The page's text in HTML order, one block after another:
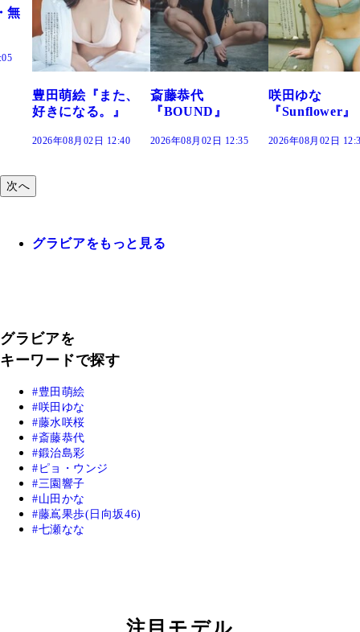
斎藤恭代
『BOUND』
2026年08月02日 12:35
咲田ゆな
『Sunflower』
2026年08月02日 12:30
藤水咲桜『花
だまり』
2026年08月02日
次へ
グラビアをもっと見る
グラビアを
キーワードで探す
豊田萌絵
咲田ゆな
藤水咲桜
斎藤恭代
鍛治島彩
ピョ・ウンジ
三園響子
山田かな
藤嶌果歩(日向坂46)
七瀬なな